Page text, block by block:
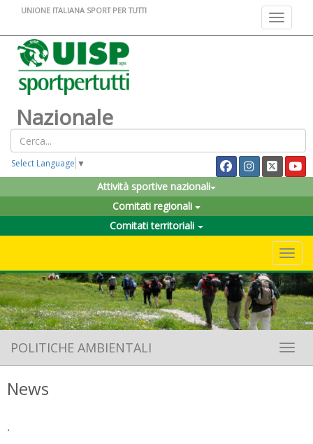
Toggle
UNIONE ITALIANA SPORT PER TUTTI
Nazionale
Select Language ▼
Attività sportive nazionali
Comitati regionali
Comitati territoriali
POLITICHE AMBIENTALI
News
.